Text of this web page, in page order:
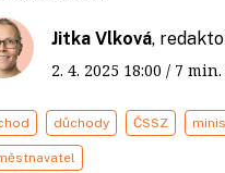
Jitka Vlková,
2. 4. 2025 18:00 / 7
důchody ČSSZ